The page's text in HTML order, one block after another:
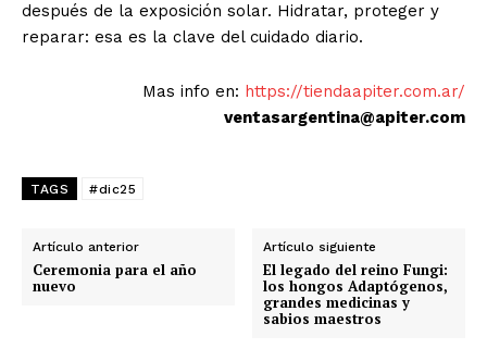
después de la exposición solar. Hidratar, proteger y
reparar: esa es la clave del cuidado diario.
Mas info en: https://tiendaapiter.com.ar/
ventasargentina@apiter.com
TAGS #dic25
Artículo anterior
Ceremonia para el año
nuevo
Artículo siguiente
El legado del reino Fungi:
los hongos Adaptógenos,
grandes medicinas y
sabios maestros